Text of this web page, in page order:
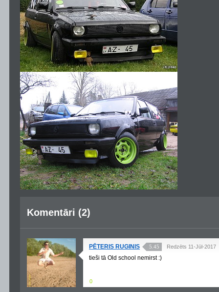
Komentāri (2)
PĒTERIS RUGINIS 5.45 Redzēts 11-Jūl-2017
tieši tā Old school nemirst :)
0